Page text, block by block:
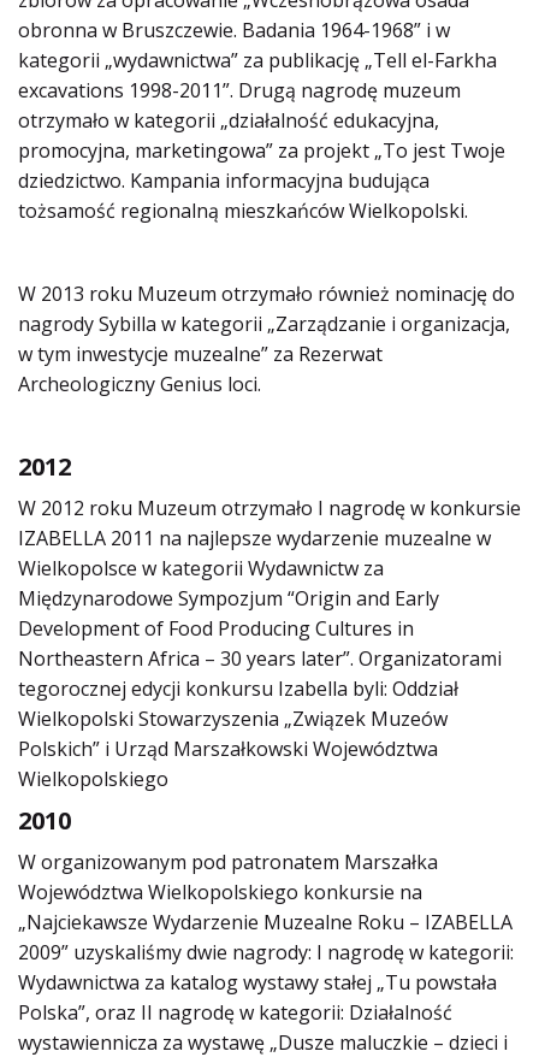
obronna w Bruszczewie. Badania 1964-1968” i w
kategorii „wydawnictwa” za publikację „Tell el-Farkha
excavations 1998-2011”. Drugą nagrodę muzeum
otrzymało w kategorii „działalność edukacyjna,
promocyjna, marketingowa” za projekt „To jest Twoje
dziedzictwo. Kampania informacyjna budująca
tożsamość regionalną mieszkańców Wielkopolski.
W 2013 roku Muzeum otrzymało również nominację do
nagrody Sybilla w kategorii „Zarządzanie i organizacja,
w tym inwestycje muzealne” za Rezerwat
Archeologiczny Genius loci.
2012
W 2012 roku Muzeum otrzymało I nagrodę w konkursie
IZABELLA 2011 na najlepsze wydarzenie muzealne w
Wielkopolsce w kategorii Wydawnictw za
Międzynarodowe Sympozjum “Origin and Early
Development of Food Producing Cultures in
Northeastern Africa – 30 years later”. Organizatorami
tegorocznej edycji konkursu Izabella byli: Oddział
Wielkopolski Stowarzyszenia „Związek Muzeów
Polskich” i Urząd Marszałkowski Województwa
Wielkopolskiego
2010
W organizowanym pod patronatem Marszałka
Województwa Wielkopolskiego konkursie na
„Najciekawsze Wydarzenie Muzealne Roku – IZABELLA
2009” uzyskaliśmy dwie nagrody: I nagrodę w kategorii:
Wydawnictwa za katalog wystawy stałej „Tu powstała
Polska”, oraz II nagrodę w kategorii: Działalność
wystawiennicza za wystawę „Dusze maluczkie – dzieci i